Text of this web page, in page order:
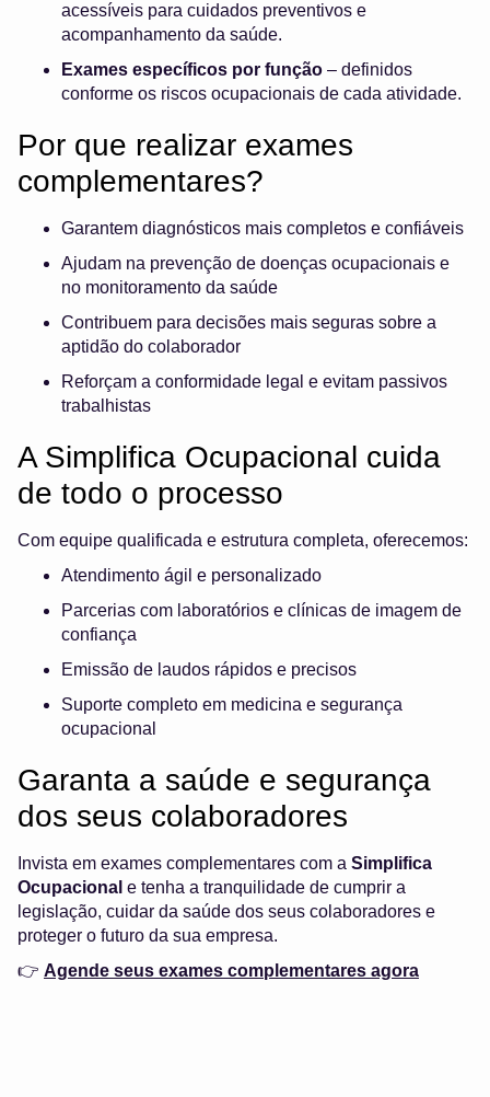
acessíveis para cuidados preventivos e
acompanhamento da saúde.
Exames específicos por função – definidos
conforme os riscos ocupacionais de cada atividade.
Por que realizar exames
complementares?
Garantem diagnósticos mais completos e confiáveis
Ajudam na prevenção de doenças ocupacionais e
no monitoramento da saúde
Contribuem para decisões mais seguras sobre a
aptidão do colaborador
Reforçam a conformidade legal e evitam passivos
trabalhistas
A Simplifica Ocupacional cuida
de todo o processo
Com equipe qualificada e estrutura completa, oferecemos:
Atendimento ágil e personalizado
Parcerias com laboratórios e clínicas de imagem de
confiança
Emissão de laudos rápidos e precisos
Suporte completo em medicina e segurança
ocupacional
Garanta a saúde e segurança
dos seus colaboradores
Invista em exames complementares com a Simplifica
Ocupacional e tenha a tranquilidade de cumprir a
legislação, cuidar da saúde dos seus colaboradores e
proteger o futuro da sua empresa.
👉 Agende seus exames complementares agora